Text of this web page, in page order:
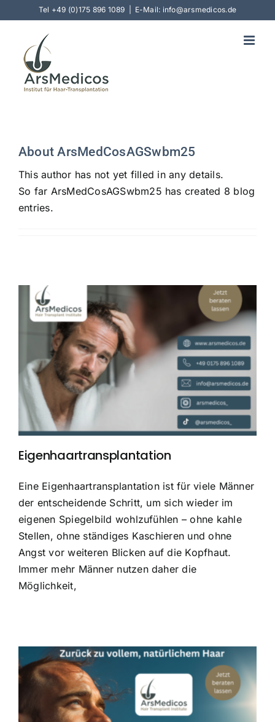
to
Tel +49 (0)175 896 1089 E-Mail: info@arsmedicos.de
AboutArsMedCosAGSwbm25
This author has not yet filled in any details.
So far ArsMedCosAGSwbm25 has created 8 blog
entries.
Eigenhaartransplantation
Eine Eigenhaartransplantation ist für viele Männer
der entscheidende Schritt, um sich wieder im
eigenen Spiegelbild wohlzufühlen – ohne kahle
Stellen, ohne ständiges Kaschieren und ohne
Angst vor weiteren Blicken auf die Kopfhaut.
Immer mehr Männer nutzen daher die
Möglichkeit,